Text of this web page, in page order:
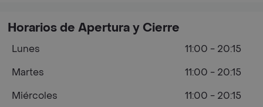
Horarios de Apertura y Cierre
Lunes
11:00 - 20:15
Martes
11:00 - 20:15
Miércoles
11:00 - 20:15